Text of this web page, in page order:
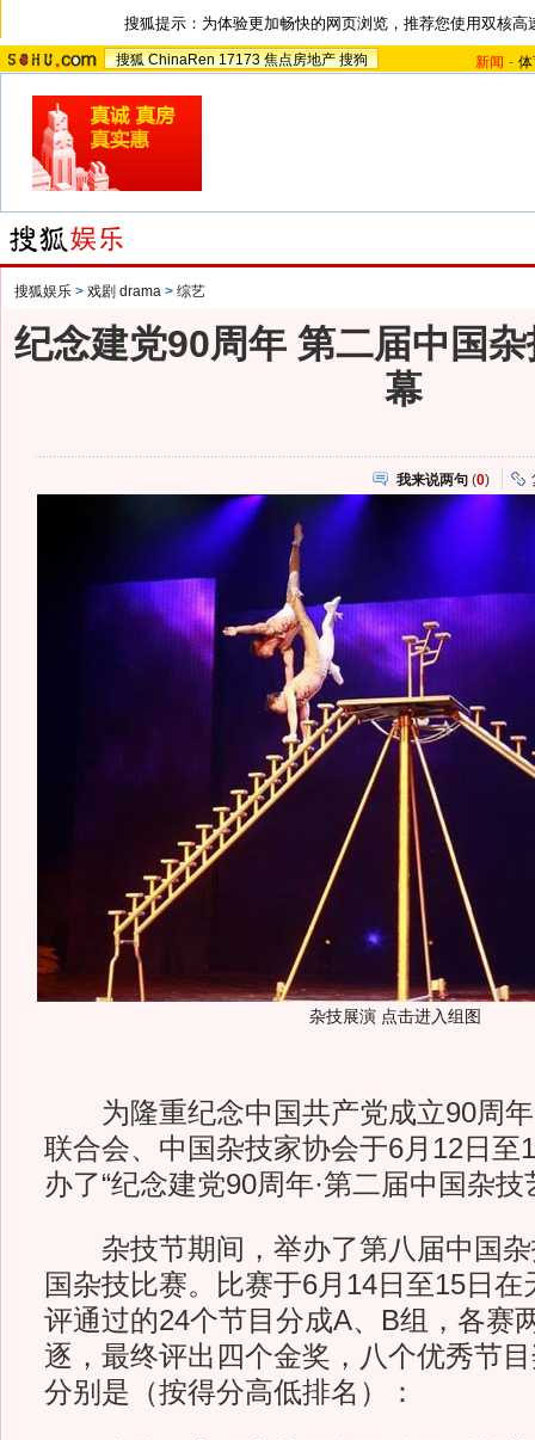
搜狐提示：为体验更加畅快的网页浏览，推荐您使用双核高
搜狐 ChinaRen 17173 焦点房地产 搜狗 新闻 -
搜狐娱乐 > 戏剧 drama > 综艺
纪念建党90周年 第二届中国
幕
我来说两句 (0)
杂技展演 点击进入组图
为隆重纪念中国共产党成立90周年
联合会、中国杂技家协会于6月12日至
办了“纪念建党90周年·第二届中国杂
杂技节期间，举办了第八届中国杂
国杂技比赛。比赛于6月14日至15日
评通过的24个节目分成A、B组，各赛
逐，最终评出四个金奖，八个优秀节
分别是（按得分高低排名）：